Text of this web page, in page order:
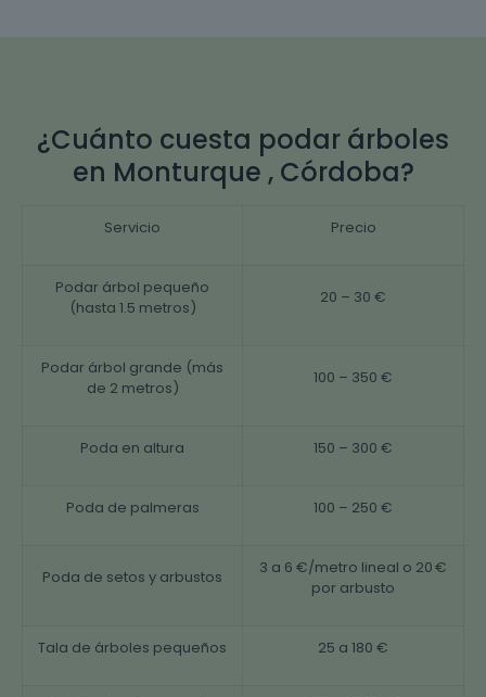
¿Cuánto cuesta podar árboles
en Monturque , Córdoba?
Servicio Precio
Podar árbol pequeño
(hasta 1.5 metros)
20 – 30 €
Podar árbol grande (más
de 2 metros)
100 – 350 €
Poda en altura 150 – 300 €
Poda de palmeras 100 – 250 €
Poda de setos y arbustos
3 a 6 €/metro lineal o 20 €
por arbusto
Tala de árboles pequeños 25 a 180 €